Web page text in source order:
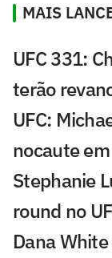
MAIS
UFC 331:
terão
UFC:
nocaute
Stephanie
round no
Dana